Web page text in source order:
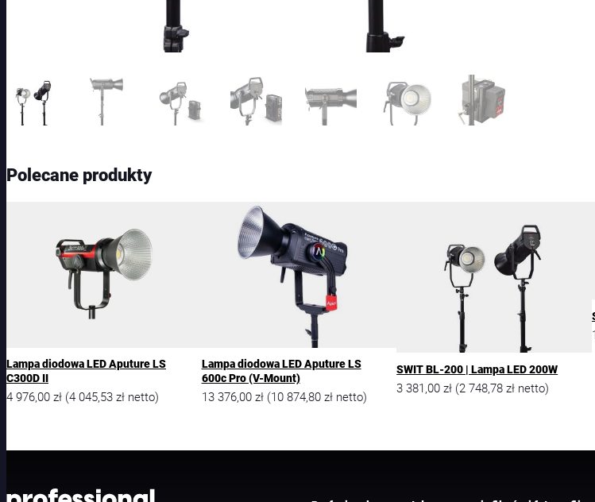
Polecane produkty
Lampa diodowa LED Aputure LS
C300D II
4 976,00 zł (4 045,53 zł netto)
Lampa diodowa LED Aputure LS
600c Pro (V-Mount)
13 376,00 zł (10 874,80 złnetto)
SWIT BL-200 | Lampa LED 200W
3 381,00zł (2 748,78zł netto)